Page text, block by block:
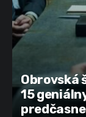
Obrovská
15